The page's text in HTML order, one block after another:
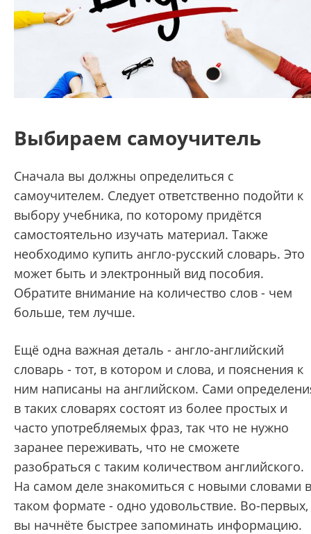
Выбираем самоучитель
Сначала вы должны определиться с
самоучителем. Следует ответственно подойти к
выбору учебника, по которому придётся
самостоятельно изучать материал. Также
необходимо купить англо-русский словарь. Это
может быть и электронный вид пособия.
Обратите внимание на количество слов - чем
больше, тем лучше.
Ещё одна важная деталь - англо-английский
словарь - тот, в котором и слова, и пояснения к
ним написаны на английском. Сами
в таких словарях состоят из более простых и
часто употребляемых фраз, так что не нужно
заранее переживать, что не сможете
разобраться с таким количеством английского.
На самом деле знакомиться с новыми словами в
таком формате - одно удовольствие. Во-первых,
вы начнёте быстрее запоминать информацию.